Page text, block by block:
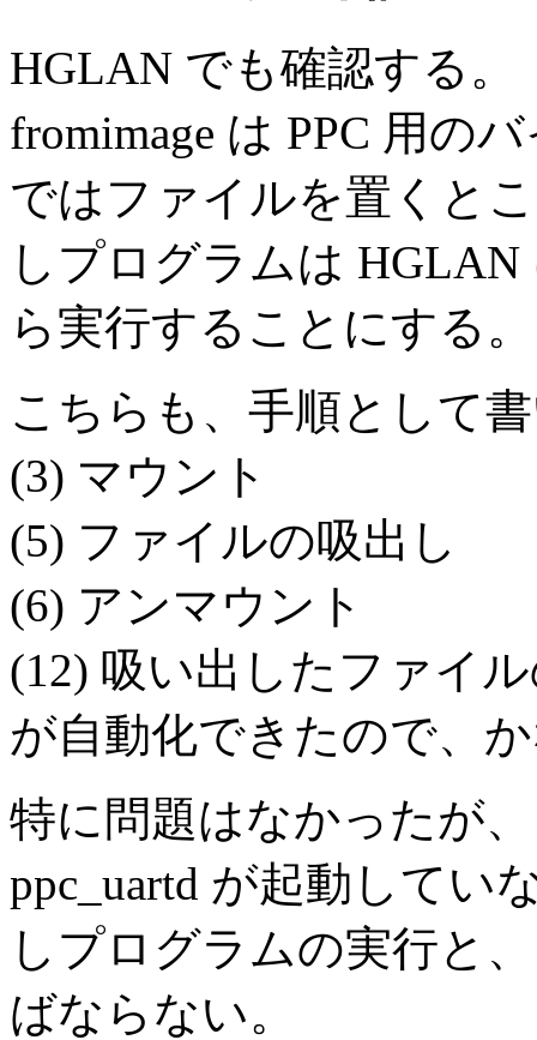
HGLAN でも確認する。
fromimage は PPC 用の
ではファイルを置くと
しプログラムは
ら実行することにする。
こちらも、手順として
(3) マウント
(5) ファイルの吸出し
(6) アンマウント
(12) 吸い出したファイ
が自動化できたので、
特に問題はなかったが
ppc_uartd が起動してい
しプログラムの実行と
ばならない。